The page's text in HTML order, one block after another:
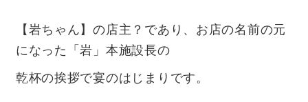
【岩ちゃん】の店主？であり、お店の名前の元
になった「岩」本施設長の
乾杯の挨拶で宴のはじまりです。